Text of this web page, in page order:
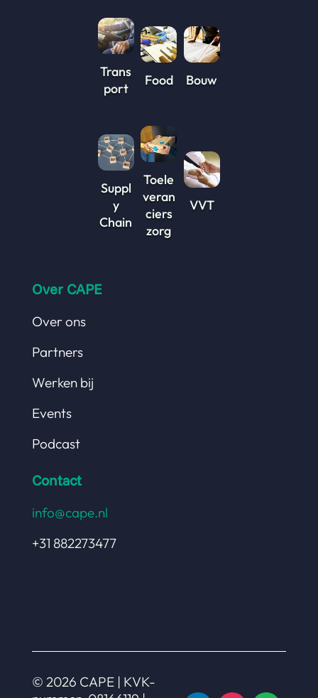
Trans
port
Food Bouw
Suppl
y
Chain
Toele
veran
ciers
zorg
VVT
Over CAPE
Over ons
Partners
Werken bij
Events
Podcast
Contact
info@cape.nl
+31 882273477
© 2026 CAPE | KVK-